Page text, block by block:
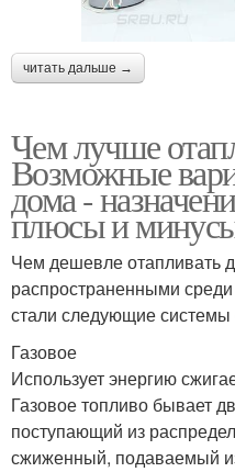
читать дальше →
Чем лучше
Возможные
дома -
плюсы и
Чем дешевле отапливать
распространенными
стали следующие системы
Газовое
Использует энергию
Газовое топливо бывает
поступающий из
сжиженный, подаваемый